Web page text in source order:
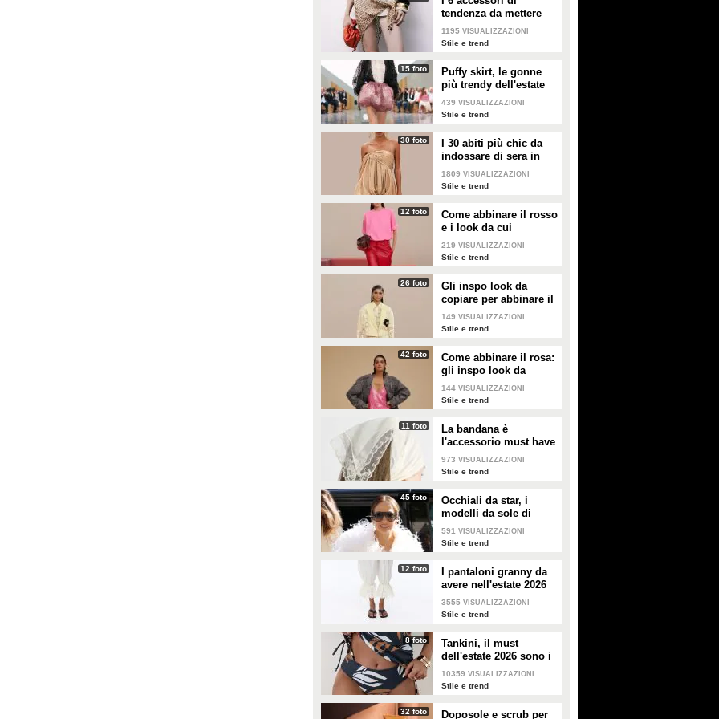
tendenza da mettere
nella valigia dell'estate
2026
1195 VISUALIZZAZIONI
Stile e trend
15 foto
Puffy skirt, le gonne
più trendy dell'estate
2026 sono quelle a
palloncino
439 VISUALIZZAZIONI
Stile e trend
30 foto
I 30 abiti più chic da
indossare di sera in
estate
1809 VISUALIZZAZIONI
Stile e trend
12 foto
Come abbinare il rosso
e i look da cui
prendere ispirazione
219 VISUALIZZAZIONI
Stile e trend
26 foto
Gli inspo look da
copiare per abbinare il
giallo
149 VISUALIZZAZIONI
Stile e trend
42 foto
Come abbinare il rosa:
gli inspo look da
copiare
144 VISUALIZZAZIONI
Stile e trend
11 foto
La bandana è
l'accessorio must have
dell'estate 2026: i
modelli di tendenza
973 VISUALIZZAZIONI
Stile e trend
45 foto
Occhiali da star, i
modelli da sole di
tendenza per l'estate
2026
591 VISUALIZZAZIONI
Stile e trend
12 foto
I pantaloni granny da
avere nell'estate 2026
3555 VISUALIZZAZIONI
Stile e trend
8 foto
Tankini, il must
dell'estate 2026 sono i
costumi con la canotta
10359 VISUALIZZAZIONI
Stile e trend
32 foto Doposole e scrub per
caratterizzata da T-shirt,
underwear, costumi e accessori
personalizzati con i dolci pony
dalla coda arcobaleno.